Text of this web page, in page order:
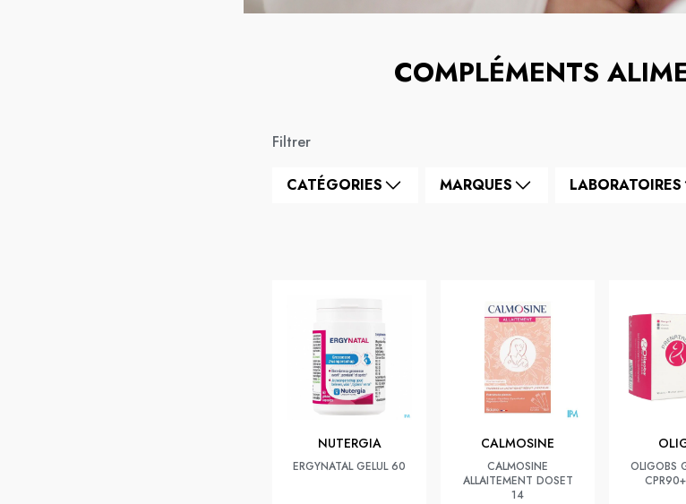
COMPLÉMENTS
Filtrer
CATÉGORIES MARQUES LABORATOIRES
NUTERGIA
ERGYNATAL GELUL 60
CALMOSINE
CALMOSINE
ALLAITEMENT DOSET
14
OLIGOBS